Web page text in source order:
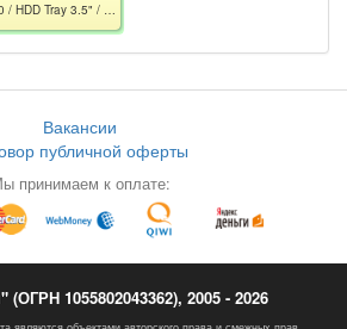
0F9541 / REV A00 / HDD Tray 3.5" / PowerEdge, PowerVault
Вакансии
публичной оферты
принимаем к оплате:
1055802043362), 2005 - 2026